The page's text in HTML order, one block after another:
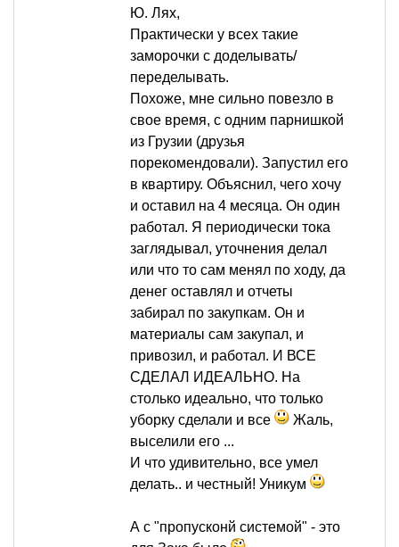
Ю. Лях,
Практически у всех такие
заморочки с доделывать/
переделывать.
Похоже, мне сильно повезло в
свое время, с одним парнишкой
из Грузии (друзья
порекомендовали). Запустил его
в квартиру. Объяснил, чего хочу
и оставил на 4 месяца. Он один
работал. Я периодически тока
заглядывал, уточнения делал
или что то сам менял по ходу, да
денег оставлял и отчеты
забирал по закупкам. Он и
материалы сам закупал, и
привозил, и работал. И ВСЕ
СДЕЛАЛ ИДЕАЛЬНО. На
столько идеально, что только
уборку сделали и все
Жаль,
выселили его ...
И что удивительно, все умел
делать.. и честный! Уникум
А с "пропусконй системой" - это